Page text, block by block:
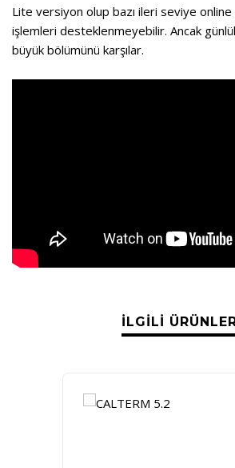
Lite versiyon olup bazı ileri seviye
işlemleri desteklenmeyebilir. Ancak
büyük bölümünü karşılar.
İLGILI